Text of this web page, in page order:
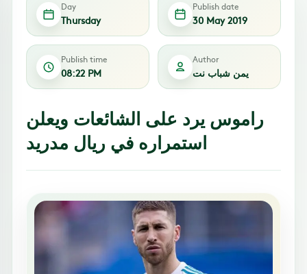
Day
Thursday
Publish date
30 May 2019
Publish time
08:22 PM
Author
يمن شباب نت
راموس يرد على الشائعات ويعلن
استمراره في ريال مدريد